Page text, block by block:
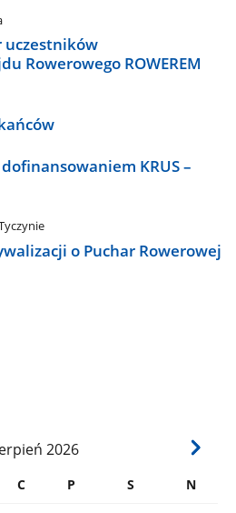
uczestników
Rowerowego ROWEREM
KRUS –
o Puchar Rowerowej
2026
C P S N